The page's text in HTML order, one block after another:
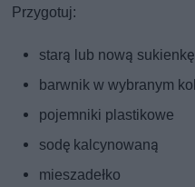
Przygotuj:
starą lub nową sukienkę
barwnik w wybranym
pojemniki plastikowe
sodę kalcynowaną
mieszadełko